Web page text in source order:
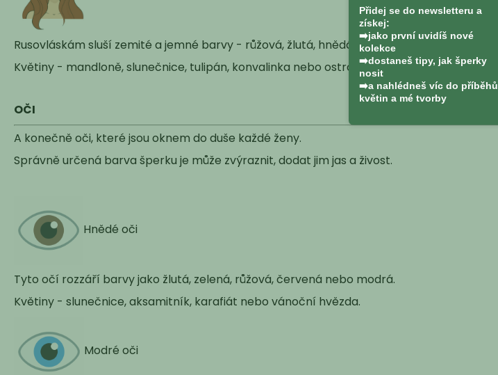
Rusovláskám sluší zemité a jemné barvy - růžová, žlutá, hnědá, sytě modrá nebo zelená.
Květiny - mandloně, slunečnice, tulipán, konvalinka nebo ostrožka, kapradina.
OČI
A konečně oči, které jsou oknem do duše každé ženy.
Správně určená barva šperku je může zvýraznit, dodat jim jas a živost.
Hnědé oči
Tyto očí rozzáří barvy jako žlutá, zelená, růžová, červená nebo modrá.
Květiny - slunečnice, aksamitník, karafiát nebo vánoční hvězda.
Modré oči
Přidej se do newsletteru a
získej:
➡️jako první uvidíš nové
kolekce
➡️dostaneš tipy, jak šperky
nosit
➡️a nahlédneš víc do příběhů
květin a mé tvorby